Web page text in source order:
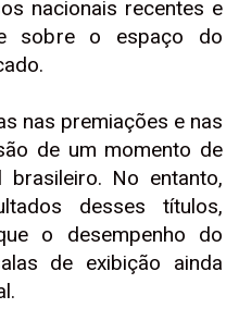
nacionais recentes e
sobre o espaço do
nas premiações e nas
de um momento de
brasileiro. No entanto,
desses títulos,
o desempenho do
de exibição ainda